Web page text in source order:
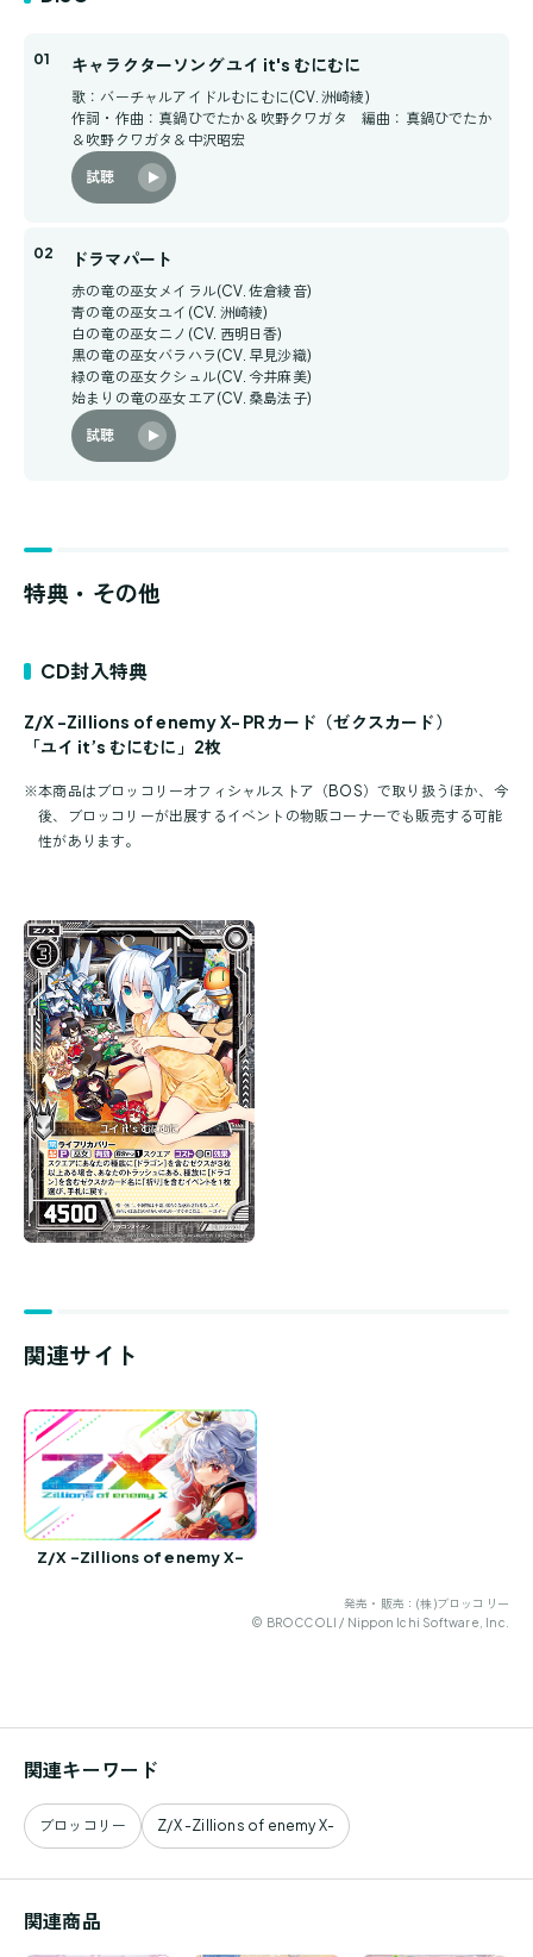
キャラクターソング ユイ it's むにむに
歌：バーチャルアイドルむにむに(CV. 洲崎綾)
作詞・作曲：真鍋ひでたか＆吹野クワガタ 編曲：真鍋ひでたか
＆吹野クワガタ＆中沢昭宏
試聴
ドラマパート
赤の竜の巫女メイラル(CV. 佐倉綾音)
青の竜の巫女ユイ(CV. 洲崎綾)
白の竜の巫女ニノ(CV. 西明日香)
黒の竜の巫女バラハラ(CV. 早見沙織)
緑の竜の巫女クシュル(CV. 今井麻美)
始まりの竜の巫女エア(CV. 桑島法子)
試聴
特典・その他
CD封入特典
Z/X -Zillions of enemy X- PRカード（ゼクスカード）
「ユイ it’s むにむに」2枚
※本商品はブロッコリーオフィシャルストア（BOS）で取り扱うほか、今
後、ブロッコリーが出展するイベントの物販コーナーでも販売する可能
性があります。
関連サイト
Z/X -Zillions of enemy X-
発売・販売：(株)ブロッコリー
© BROCCOLI / Nippon Ichi Software, Inc.
関連キーワード
ブロッコリー Z/X -Zillions of enemy X-
関連商品